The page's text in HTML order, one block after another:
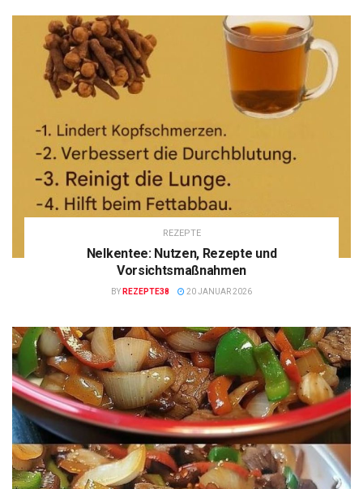
REZEPTE
Nelkentee: Nutzen, Rezepte und
Vorsichtsmaßnahmen
BY REZEPTE38 20 JANUAR 2026